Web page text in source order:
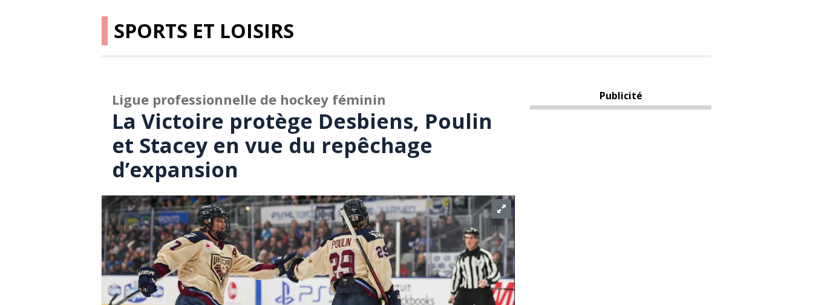
SPORTS ET LOISIRS
Ligue professionnelle de hockey féminin
La Victoire protège Desbiens, Poulin
et Stacey en vue du repêchage
d’expansion
Publicité